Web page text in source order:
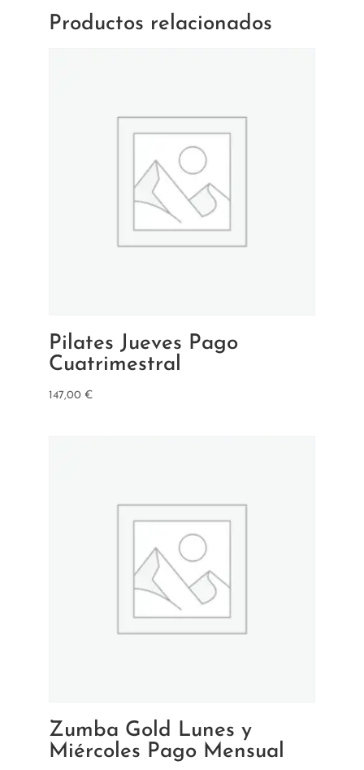
Productos relacionados
Pilates Jueves Pago
Cuatrimestral
147,00 €
Zumba Gold Lunes y
Miércoles Pago Mensual